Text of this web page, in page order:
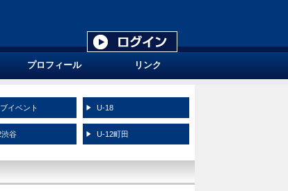
プロフィール リンク
イベント U-18
谷 U-12町田